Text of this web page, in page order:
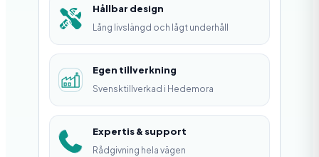
d
Hållbar design
Lång livslängd och lågt underhåll
Egen tillverkning
Svensktillverkad i Hedemora
Expertis & support
Rådgivning hela vägen